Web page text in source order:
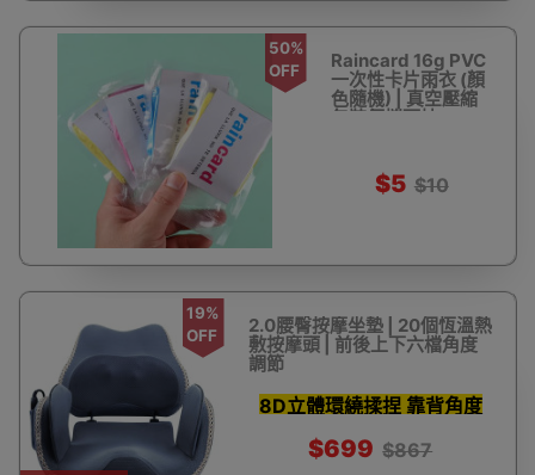
50%
OFF
Raincard 16g PVC
一次性卡片雨衣 (顏
色隨機) | 真空壓縮
包裝便攜雨披
$5 $10
19%
OFF
2.0腰臀按摩坐墊 | 20個恆溫熱
敷按摩頭 | 前後上下六檔角度
調節
8D立體環繞揉捏 靠背角度
$699 $867